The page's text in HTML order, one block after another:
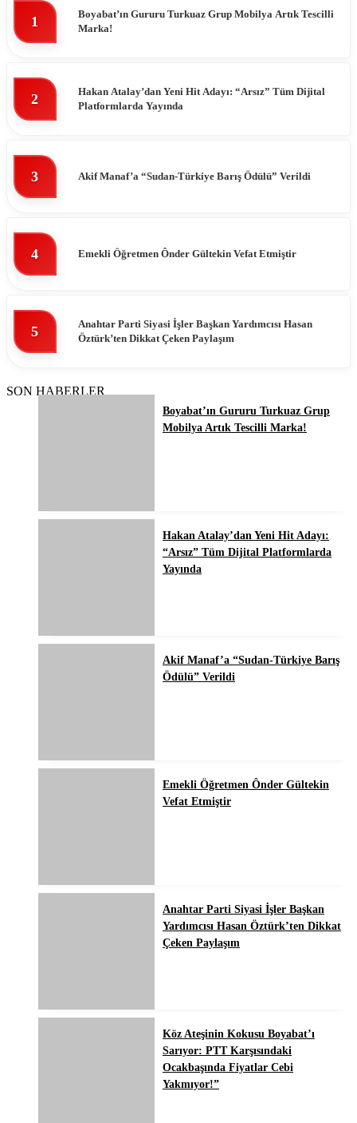
1
Boyabat’ın Gururu Turkuaz Grup Mobilya Artık Tescilli
Marka!
2
Hakan Atalay’dan Yeni Hit Adayı: “Arsız” Tüm Dijital
Platformlarda Yayında
3 Akif Manaf’a “Sudan-Türkiye Barış Ödülü” Verildi
4 Emekli Öğretmen Ônder Gültekin Vefat Etmiştir
5
Anahtar Parti Siyasi İşler Başkan Yardımcısı Hasan
Öztürk’ten Dikkat Çeken Paylaşım
SON HABERLER
Boyabat’ın Gururu Turkuaz Grup
Mobilya Artık Tescilli Marka!
Hakan Atalay’dan Yeni Hit Adayı:
“Arsız” Tüm Dijital Platformlarda
Yayında
Akif Manaf’a “Sudan-Türkiye Barış
Ödülü” Verildi
Emekli Öğretmen Ônder Gültekin
Vefat Etmiştir
Anahtar Parti Siyasi İşler Başkan
Yardımcısı Hasan Öztürk’ten Dikkat
Çeken Paylaşım
Köz Ateşinin Kokusu Boyabat’ı
Sarıyor: PTT Karşısındaki
Ocakbaşında Fiyatlar Cebi
Yakmıyor!”